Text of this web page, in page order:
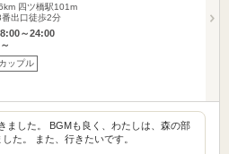
四ツ橋駅101m
出口徒歩2分
～24:00
カップル
ました。 BGMも良く、わたしは、森の部
た。 また、行きたいです。